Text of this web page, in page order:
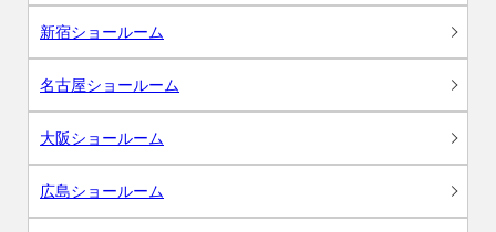
新宿ショールーム
名古屋ショールーム
大阪ショールーム
広島ショールーム